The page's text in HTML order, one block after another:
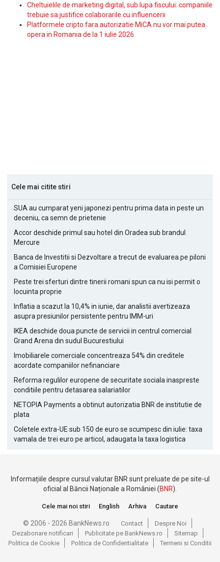
Cheltuielile de marketing digital, sub lupa fiscului: companiile
trebuie sa justifice colaborarile cu influencerii
Platformele cripto fara autorizatie MiCA nu vor mai putea
opera in Romania de la 1 iulie 2026
Cele mai citite stiri
SUA au cumparat yeni japonezi pentru prima data in peste un
deceniu, ca semn de prietenie
Accor deschide primul sau hotel din Oradea sub brandul
Mercure
Banca de Investitii si Dezvoltare a trecut de evaluarea pe piloni
a Comisiei Europene
Peste trei sferturi dintre tinerii romani spun ca nu isi permit o
locuinta proprie
Inflatia a scazut la 10,4% in iunie, dar analistii avertizeaza
asupra presiunilor persistente pentru IMM-uri
IKEA deschide doua puncte de servicii in centrul comercial
Grand Arena din sudul Bucurestiului
Imobiliarele comerciale concentreaza 54% din creditele
acordate companiilor nefinanciare
Reforma regulilor europene de securitate sociala inaspreste
conditiile pentru detasarea salariatilor
NETOPIA Payments a obtinut autorizatia BNR de institutie de
plata
Coletele extra-UE sub 150 de euro se scumpesc din iulie: taxa
vamala de trei euro pe articol, adaugata la taxa logistica
Informațiile despre cursul valutar BNR sunt preluate de pe site-ul
oficial al Băncii Naționale a României (BNR).
Cele mai noi stiri English Arhiva Cautare
© 2006 - 2026 BankNews.ro Contact
Despre Noi
Dezabonare notificari
Publicitate pe BankNews.ro
Sitemap
Politica de Cookie
Politica de Confidentialitate Termeni si Conditii